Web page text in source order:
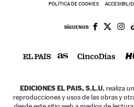
POLÍTICA DE COOKIES
SÍGUENOS:
EDICIONES EL PAIS, S.L.U. realiza
reproducciones y usos de las obras y